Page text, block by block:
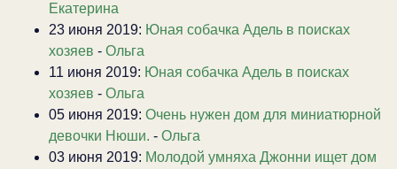
Екатерина
23 июня 2019: Юная собачка Адель в поисках
хозяев - Ольга
11 июня 2019: Юная собачка Адель в поисках
хозяев - Ольга
05 июня 2019: Очень нужен дом для миниатюрной
девочки Нюши. - Ольга
03 июня 2019: Молодой умняха Джонни ищет дом